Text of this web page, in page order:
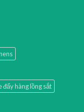
đẩy hàng lồng sắt